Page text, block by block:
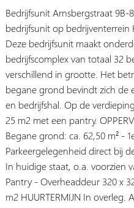
Bedrijfsunit Arnsbergstraat 9B-
bedrijfsunit op bedrijventerrein
Deze bedrijfsunit maakt
bedrijfscomplex van totaal 32
verschillend in grootte. Het
begane grond bevindt zich de
en bedrijfshal. Op de
25 m2 met een pantry.
Begane grond: ca. 62,50 m² -
Parkeergelegenheid direct bij
In huidige staat, o.a. voorzien
Pantry - Overheaddeur 320 x
m2 HUURTERMIJN In overleg.